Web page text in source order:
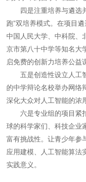
四是注重培养与遴选
跑”双培养模式。在项目
中国人民大学、中科院、
京市第八十中学等知名大
启免费的创新力培养公益
五是创造性设立人工
的中学辩论名校举办网络
深化大众对人工智能的浓
六是专业组的项目紧
球的科学家们、科技企业
富有挑战性。让青少年参
应用建模、人工智能算法
实践意义。